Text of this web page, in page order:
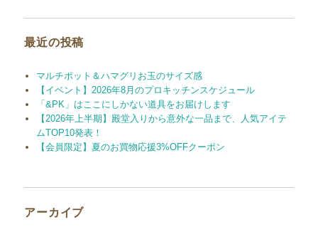
最近の投稿
マルチポット＆ハマグリお玉のサイズ感
【イベント】2026年8月のプロキッチンスケジュール
「&PK」はここにしかない道具をお届けします
【2026年上半期】殿堂入りから意外な一品まで、人気アイテ
ムTOP10発表！
【会員限定】夏のお買物応援3%OFFクーポン
アーカイブ